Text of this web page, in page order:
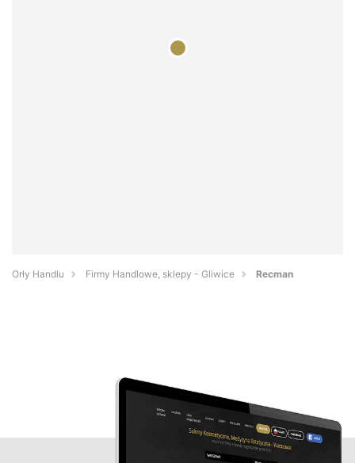
Orły Handlu Firmy Handlowe, sklepy - Gliwice Recman